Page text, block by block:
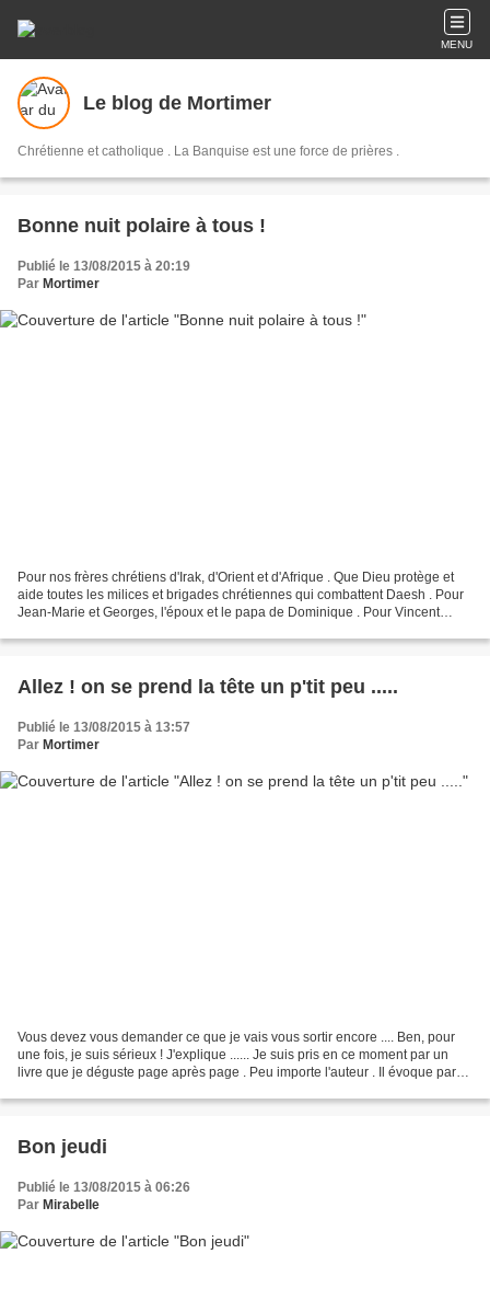
MENU
Le blog de Mortimer
Chrétienne et catholique . La Banquise est une force de prières .
Bonne nuit polaire à tous !
Publié le 13/08/2015 à 20:19
Par Mortimer
Pour nos frères chrétiens d'Irak, d'Orient et d'Afrique . Que Dieu protège et
aide toutes les milices et brigades chrétiennes qui combattent Daesh . Pour
Jean-Marie et Georges, l'époux et le papa de Dominique . Pour Vincent
Allez ! on se prend la tête un p'tit peu .....
Publié le 13/08/2015 à 13:57
Par Mortimer
Vous devez vous demander ce que je vais vous sortir encore .... Ben, pour
une fois, je suis sérieux ! J'explique ...... Je suis pris en ce moment par un
livre que je déguste page après page . Peu importe l'auteur . Il évoque par
Bon jeudi
Publié le 13/08/2015 à 06:26
Par Mirabelle